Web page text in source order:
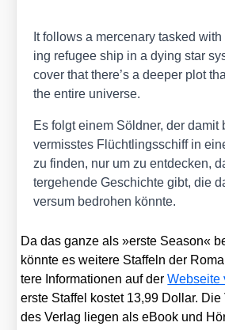
It fol­lows a mer­cena­ry tas­ked
ing refu­gee ship in a dying star
co­ver that there’s a deeper plot
the enti­re uni­ver­se.
Es folgt einem Söld­ner, der damit
ver­miss­tes Flücht­lings­schiff in
zu fin­den, nur um zu ent­de­cken,
ter­ge­hen­de Geschich­te gibt, die
ver­sum bedro­hen könn­te.
Da das gan­ze als »ers­te Sea­son«
könn­te es wei­te­re Staf­feln der
te­re Infor­ma­tio­nen auf derWeb­sei­te
ers­te Staf­fel kos­tet 13,99 Dol­lar.
des Ver­lag lie­gen als eBook und